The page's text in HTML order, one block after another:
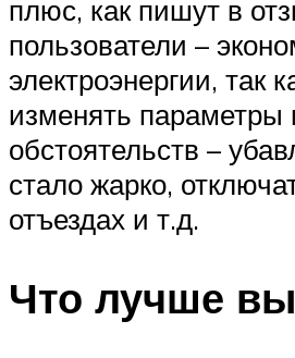
плюс, как пишут в
пользователи –
электроэнергии, так
изменять параметры
обстоятельств –
стало жарко,
отъездах и т.д.
Что лучше